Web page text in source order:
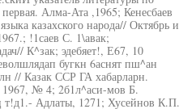
Алма-Ата ,1965; Кенесбаев
казахского народа// Октябрь и
!1саев С. 1\авак;
К^зак; эдебяет!, Е67, 10
бугкн 6аснят пш^ан
// Казак ССР ГА хабарларн.
№ 4; 2б1л^аси-мов Б.
т!д1.- Адлаты, 1271; Хусейнов К.П.